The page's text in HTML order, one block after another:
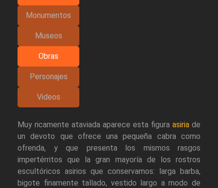
Monumentos
Museos
Obras
Personajes
Videos
Muy ricamente ataviada aparece esta figura asiria de
un devoto que ofrece una pequeña cabra como
ofrenda, y que presenta los mismos rasgos
impertérritos que la gran mayoría de los rostros
escultóricos asirios que conservamos: larga barba,
bigote finamente tallado, vestido largo a modo de